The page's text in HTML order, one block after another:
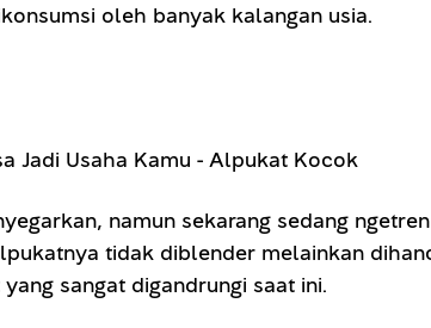
oleh banyak kalangan usia.
namun sekarang sedang
tidak diblender melainkan
sangat digandrungi saat ini.